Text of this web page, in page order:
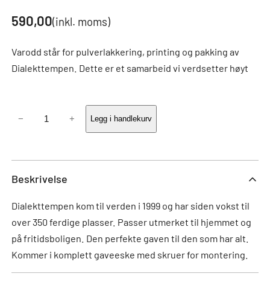
590,00(inkl. moms)
Varodd står for pulverlakkering, printing og pakking av
Dialekttempen. Dette er et samarbeid vi verdsetter høyt
Tvedestrand
− + Legg i handlekurv
Beskrivelse
Dialekttempen kom til verden i 1999 og har siden vokst til
over 350 ferdige plasser. Passer utmerket til hjemmet og
på fritidsboligen. Den perfekte gaven til den som har alt.
Kommer i komplett gaveeske med skruer for montering.